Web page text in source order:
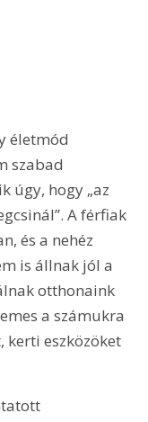
életmód
szabad
úgy, hogy „az
A férfiak
és a nehéz
is állnak jól a
otthonaink
a számukra
kerti eszközöket